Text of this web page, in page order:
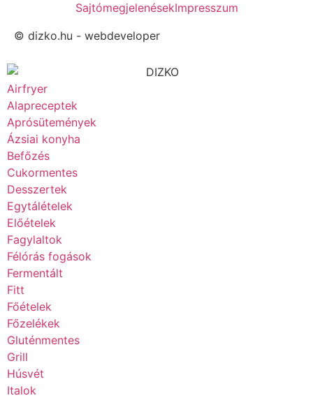
SajtómegjelenésekImpresszum
© dizko.hu - webdeveloper
Airfryer
Alapreceptek
Aprósütemények
Ázsiai konyha
Befőzés
Cukormentes
Desszertek
Egytálételek
Előételek
Fagylaltok
Félórás fogások
Fermentált
Fitt
Főételek
Főzelékek
Gluténmentes
Grill
Húsvét
Italok